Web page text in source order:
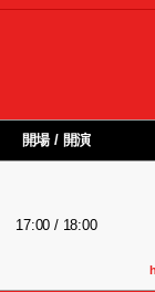
開場 / 開演
17:00 / 18:00